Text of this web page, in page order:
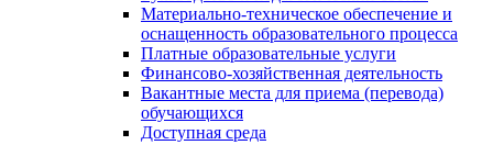
Материально-техническое обеспечение и
оснащенность образовательного процесса
Платные образовательные услуги
Финансово-хозяйственная деятельность
Вакантные места для приема (перевода)
обучающихся
Доступная среда